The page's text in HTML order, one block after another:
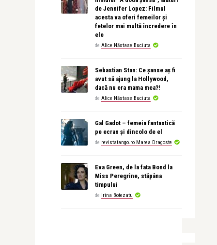
de Jennifer Lopez: Filmul
acesta va oferi femeilor și
fetelor mai multă încredere în
ele
de Alice Năstase Buciuta
Sebastian Stan: Ce șanse aș fi
avut să ajung la Hollywood,
dacă nu era mama mea?!
de Alice Năstase Buciuta
Gal Gadot – femeia fantastică
pe ecran și dincolo de el
de revistatango.ro Marea Dragoste
Eva Green, de la fata Bond la
Miss Peregrine, stăpâna
timpului
de Irina Botezatu